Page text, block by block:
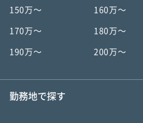
150万〜 160万〜
170万〜 180万〜
190万〜 200万〜
勤務地で探す